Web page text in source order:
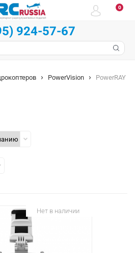
0
924-57-67
PowerVision PowerRAY
Нет в наличии